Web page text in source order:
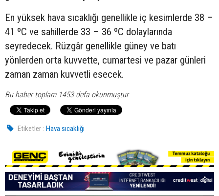
En yüksek hava sıcaklığı genellikle iç kesimlerde 38 –
41 ºC ve sahillerde 33 – 36 ºC dolaylarında
seyredecek. Rüzgâr genellikle güney ve batı
yönlerden orta kuvvette, cumartesi ve pazar günleri
zaman zaman kuvvetli esecek.
Bu haber toplam 1453 defa okunmuştur
Etiketler : Hava sıcaklığı